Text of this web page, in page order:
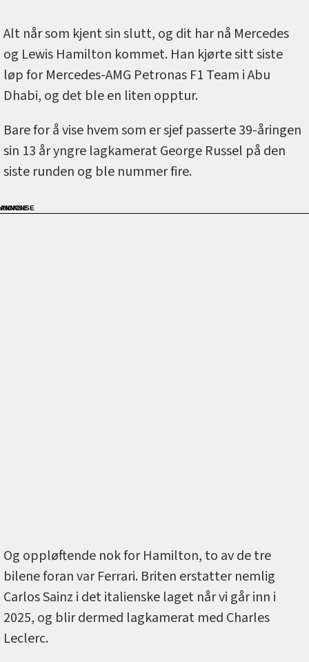
Alt når som kjent sin slutt, og dit har nå Mercedes
og Lewis Hamilton kommet. Han kjørte sitt siste
løp for Mercedes-AMG Petronas F1 Team i Abu
Dhabi, og det ble en liten opptur.
Bare for å vise hvem som er sjef passerte 39-åringen
sin 13 år yngre lagkamerat George Russel på den
siste runden og ble nummer fire.
Og oppløftende nok for Hamilton, to av de tre
bilene foran var Ferrari. Briten erstatter nemlig
Carlos Sainz i det italienske laget når vi går inn i
2025, og blir dermed lagkamerat med Charles
Leclerc.